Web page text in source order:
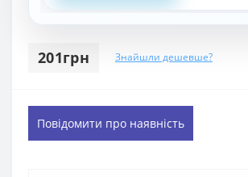
201грн Знайшли дешевше?
Повідомити про наявність